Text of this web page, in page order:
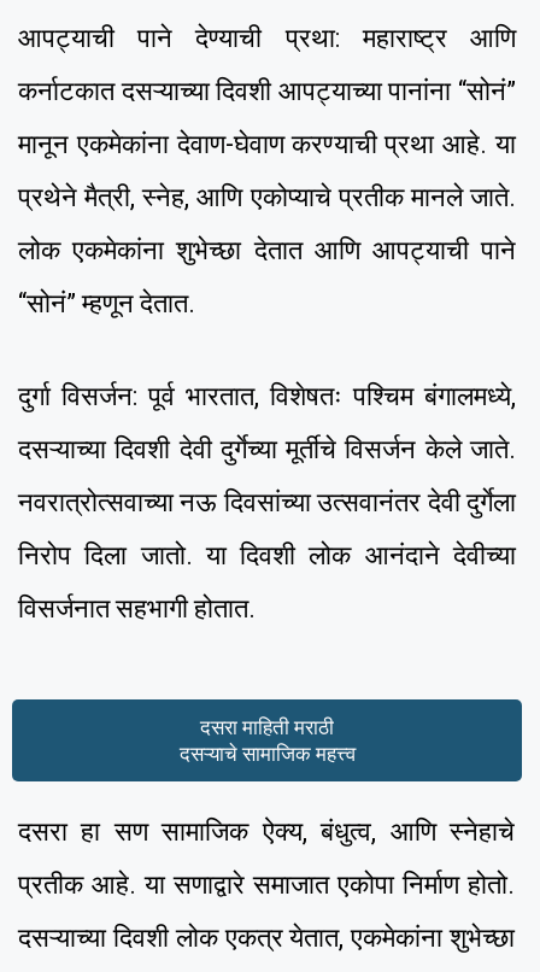
आपट्याची पाने देण्याची प्रथा: महाराष्ट्र आणि
कर्नाटकात दसऱ्याच्या दिवशी आपट्याच्या पानांना “सोनं”
मानून एकमेकांना देवाण-घेवाण करण्याची प्रथा आहे. या
प्रथेने मैत्री, स्नेह, आणि एकोप्याचे प्रतीक मानले जाते.
लोक एकमेकांना शुभेच्छा देतात आणि आपट्याची पाने
“सोनं” म्हणून देतात.
दुर्गा विसर्जन: पूर्व भारतात, विशेषतः पश्चिम बंगालमध्ये,
दसऱ्याच्या दिवशी देवी दुर्गेच्या मूर्तीचे विसर्जन केले जाते.
नवरात्रोत्सवाच्या नऊ दिवसांच्या उत्सवानंतर देवी दुर्गेला
निरोप दिला जातो. या दिवशी लोक आनंदाने देवीच्या
विसर्जनात सहभागी होतात.
दसरा माहिती मराठी
दसऱ्याचे सामाजिक महत्त्व
दसरा हा सण सामाजिक ऐक्य, बंधुत्व, आणि स्नेहाचे
प्रतीक आहे. या सणाद्वारे समाजात एकोपा निर्माण होतो.
दसऱ्याच्या दिवशी लोक एकत्र येतात, एकमेकांना शुभेच्छा